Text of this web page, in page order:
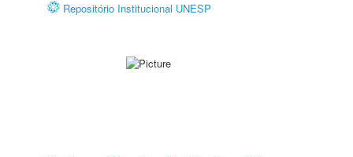
Repositório Institucional UNESP